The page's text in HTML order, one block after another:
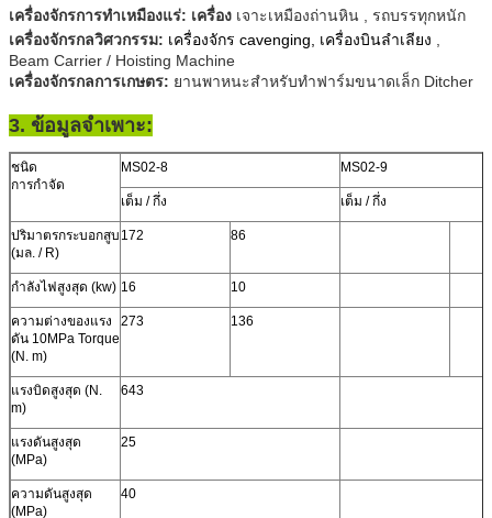
เครื่องจักรการทำเหมืองแร่: เครื่อง เจาะเหมืองถ่านหิน รถบรรทุกหนัก
เครื่องจักรกลวิศวกรรม: เครื่องจักร cavenging, เครื่องบินลำเลียง
Beam Carrier / Hoisting Machine
เครื่องจักรกลการเกษตร: ยานพาหนะสำหรับทำฟาร์มขนาดเล็ก Ditcher
3. ข้อมูลจำเพาะ:
ชนิด
การกำจัด
MS02-8 MS02-9
เต็ม / กึ่ง เต็ม / กึ่ง
ปริมาตรกระบอกสูบ
(มล. / R)
172 86
กำลังไฟสูงสุด (kw) 16 10
ความต่างของแรง
ดัน 10MPa Torque
(N. m)
273 136
แรงบิดสูงสุด (N.
m)
643
แรงดันสูงสุด
(MPa)
25
ความดันสูงสุด
(MPa)
40